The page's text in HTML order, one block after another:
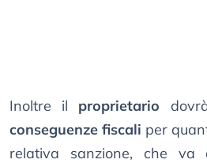
Inoltre il proprietario
conseguenze fiscali per
relativa sanzione, che